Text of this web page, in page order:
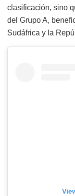
clasificación, sino
del Grupo A,
Sudáfrica y la